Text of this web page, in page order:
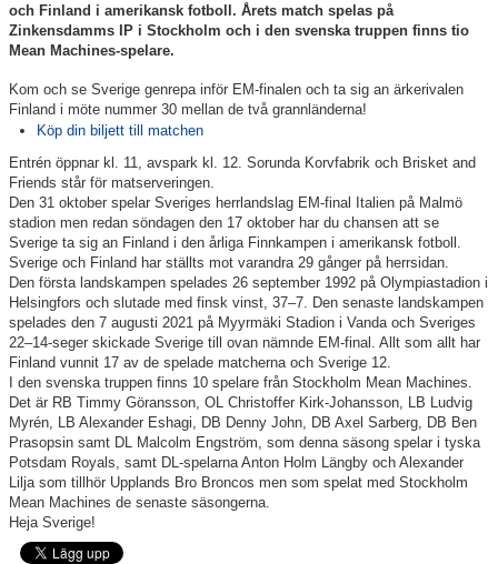
och Finland i amerikansk fotboll. Årets match spelas på
Zinkensdamms IP i Stockholm och i den svenska truppen finns tio
Mean Machines-spelare.
Kom och se Sverige genrepa inför EM-finalen och ta sig an ärkerivalen
Finland i möte nummer 30 mellan de två grannländerna!
Köp din biljett till matchen
Entrén öppnar kl. 11, avspark kl. 12. Sorunda Korvfabrik och Brisket and
Friends står för matserveringen.
Den 31 oktober spelar Sveriges herrlandslag EM-final Italien på Malmö
stadion men redan söndagen den 17 oktober har du chansen att se
Sverige ta sig an Finland i den årliga Finnkampen i amerikansk fotboll.
Sverige och Finland har ställts mot varandra 29 gånger på herrsidan.
Den första landskampen spelades 26 september 1992 på Olympiastadion i
Helsingfors och slutade med finsk vinst, 37–7. Den senaste landskampen
spelades den 7 augusti 2021 på Myyrmäki Stadion i Vanda och Sveriges
22–14-seger skickade Sverige till ovan nämnde EM-final. Allt som allt har
Finland vunnit 17 av de spelade matcherna och Sverige 12.
I den svenska truppen finns 10 spelare från Stockholm Mean Machines.
Det är RB Timmy Göransson, OL Christoffer Kirk-Johansson, LB Ludvig
Myrén, LB Alexander Eshagi, DB Denny John, DB Axel Sarberg, DB Ben
Prasopsin samt DL Malcolm Engström, som denna säsong spelar i tyska
Potsdam Royals, samt DL-spelarna Anton Holm Längby och Alexander
Lilja som tillhör Upplands Bro Broncos men som spelat med Stockholm
Mean Machines de senaste säsongerna.
Heja Sverige!